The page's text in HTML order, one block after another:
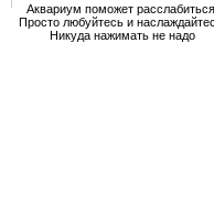
Аквариум поможет расслабиться.
Просто любуйтесь и
Никуда нажимать не надо